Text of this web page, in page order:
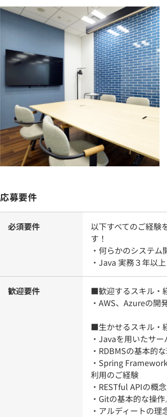
応募要件
必須要件
以下すべてのご経験
す！
・何らかのシステ
・Java 実務３年以上
歓迎要件
■歓迎するスキル・
・AWS、Azureの開
■生かせるスキル・
・Javaを用いたサ
・RDBMSの基本的
・Spring
利用のご経験
・RESTful APIの概
・Gitの基本的な操
・アルディートの